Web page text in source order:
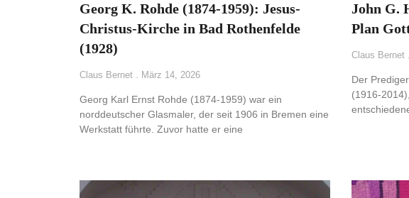
Georg K. Rohde (1874-1959): Jesus-
Christus-Kirche in Bad Rothenfelde
(1928)
Claus Bernet März 14, 2026
Georg Karl Ernst Rohde (1874-1959) war ein
norddeutscher Glasmaler, der seit 1906 in Bremen eine
Werkstatt führte. Zuvor hatte er eine
John G.
Plan
Claus Bernet
Der
(1916-